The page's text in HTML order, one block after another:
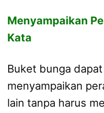
Menyampaikan
Kata
Buket bunga
menyampaikan
lain tanpa harus